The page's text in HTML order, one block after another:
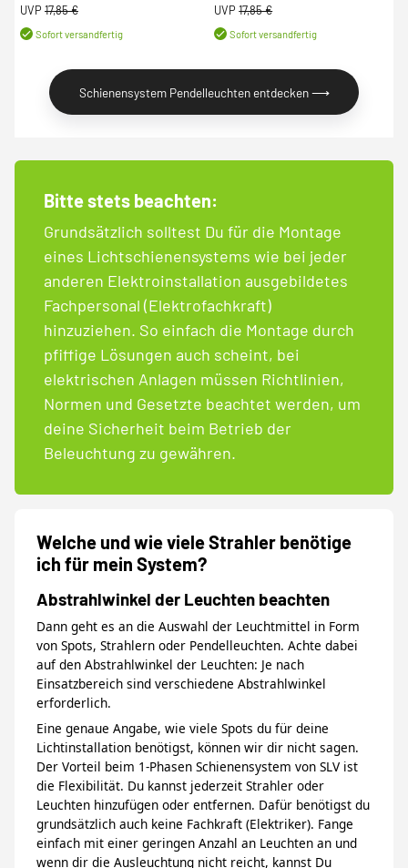
UVP 17,85 €
Sofort versandfertig
UVP 17,85 €
Sofort versandfertig
Schienensystem Pendelleuchten entdecken ⟶
Bitte stets beachten:
Grundsätzlich solltest Du für die Montage
eines Lichtschienensystems wie bei jeder
anderen Elektroinstallation ausgebildetes
Fachpersonal (Elektrofachkraft)
hinzuziehen. So einfach die Montage durch
pfiffige Lösungen auch scheint, bei
elektrischen Anlagen müssen Richtlinien,
Normen und Gesetzte beachtet werden, um
deine Sicherheit beim Betrieb der
Beleuchtung zu gewähren.
Welche und wie viele Strahler benötige
ich für mein System?
Abstrahlwinkel der Leuchten beachten
Dann geht es an die Auswahl der Leuchtmittel in Form
von Spots, Strahlern oder Pendelleuchten. Achte dabei
auf den Abstrahlwinkel der Leuchten: Je nach
Einsatzbereich sind verschiedene Abstrahlwinkel
erforderlich.
Eine genaue Angabe, wie viele Spots du für deine
Lichtinstallation benötigst, können wir dir nicht sagen.
Der Vorteil beim 1-Phasen Schienensystem von SLV ist
die Flexibilität. Du kannst jederzeit Strahler oder
Leuchten hinzufügen oder entfernen. Dafür benötigst du
grundsätzlich auch keine Fachkraft (Elektriker). Fange
einfach mit einer geringen Anzahl an Leuchten an und
wenn dir die Ausleuchtung nicht reicht, kannst Du